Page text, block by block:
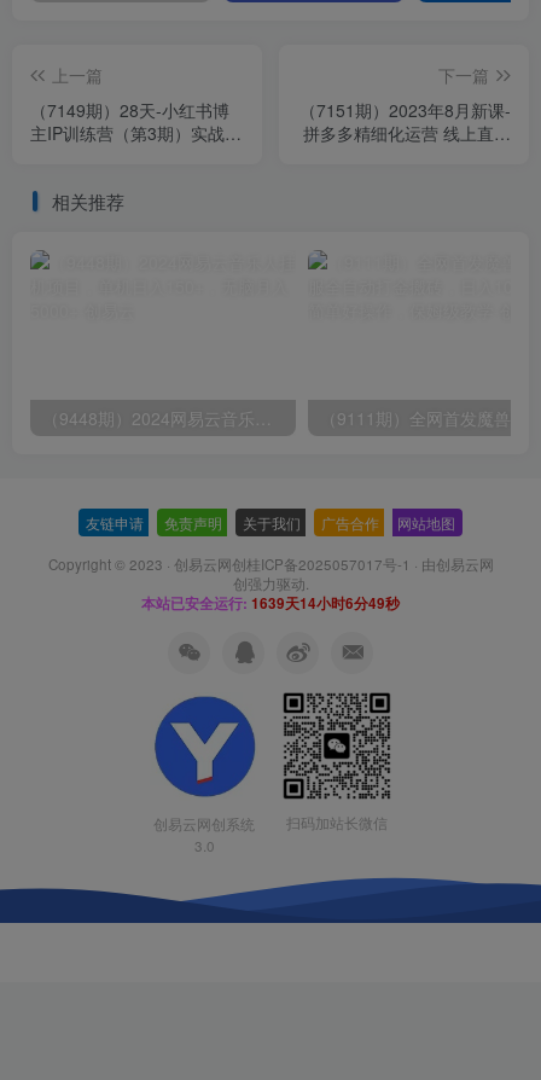
上一篇
（7149期）28天-小红书博
主IP训练营（第3期）实战经
下一篇
（7151期）2023年8月新课-
拼多多精细化运营 线上直播
相关推荐
友链申请 免责声明 关于我们 广告合作 网站地图
Copyright © 2023 · 创易云网创桂ICP备2025057017号-1 · 由创易云网
创强力驱动.
本站已安全运行: 1639天14小时6分49秒
创易云网创系统
3.0
扫码加站长微信